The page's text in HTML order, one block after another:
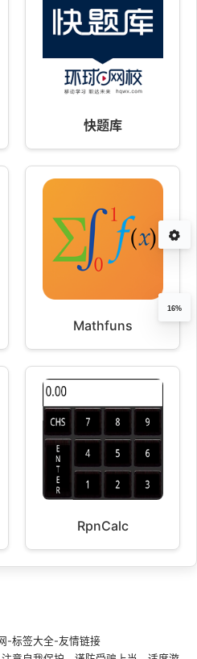
快题库
Mathfuns
RpnCalc
16%
-标签大全-友情链接